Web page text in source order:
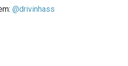
@drivinhass